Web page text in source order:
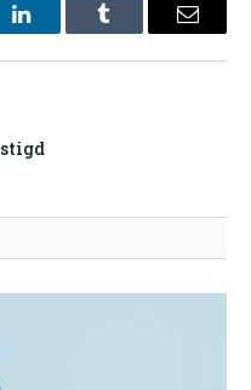
LinkedInTumblr Email